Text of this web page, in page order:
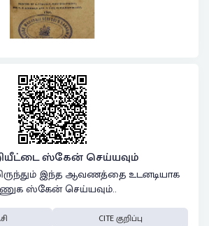
ஸ்கேன் செய்யவும்
இந்த ஆவணத்தை உடனடியாக
ஸ்கேன் செய்யவும்..
CITE குறிப்பு